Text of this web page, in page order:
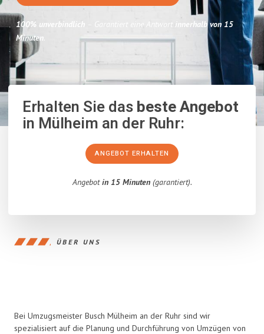
100% unverbindlich – Garantiert eine Antwort innerhalb von 15
Minuten.
Erhalten Sie dasbeste Angebot
in Mülheim an der Ruhr:
ANGEBOT ERHALTEN
Angebotin 15 Minuten(garantiert).
ÜBER UNS
Bei Umzugsmeister Busch Mülheim an der Ruhr sind wir
spezialisiert auf die Planung und Durchführung von Umzügen von